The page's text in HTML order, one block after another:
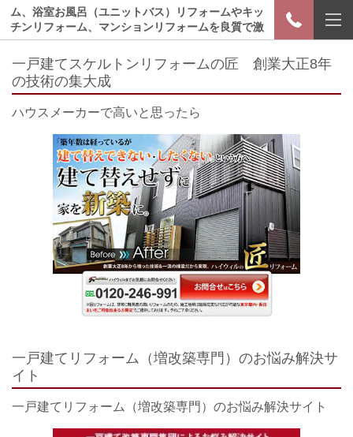
ム、浴室お風呂（ユニットバス）リフォームやキッ
チンリフォーム、マンションリフォームを良質で激
安価格費用でおさめる方法
一戸建てスケルトンリフォームの匠 創業大正8年
の技術の集大成
ハウスメーカーで高いと思ったら
一戸建てリフォーム（増改築専門）のお悩み解決サ
イト
一戸建てリフォーム（増改築専門）のお悩み解決サイト